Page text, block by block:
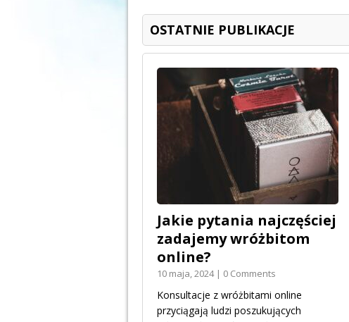
OSTATNIE PUBLIKACJE
Jakie pytania najczęściej
zadajemy wróżbitom
online?
10 maja, 2024 | 0 Comments
Konsultacje z wróżbitami online
przyciągają ludzi poszukujących